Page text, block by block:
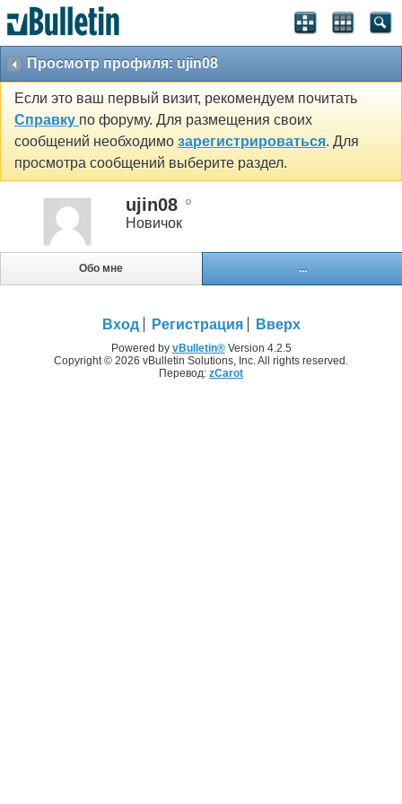
Просмотр профиля: ujin08
Если это ваш первый визит, рекомендуем почитать
Справку по форуму. Для размещения своих
сообщений необходимо зарегистрироваться. Для
просмотра сообщений выберите раздел.
ujin08
Новичок
Обо мне ...
Вход Регистрация Вверх
Powered by vBulletin®Version 4.2.5
Copyright © 2026 vBulletin Solutions, Inc. All rights reserved.
Перевод: zCarot